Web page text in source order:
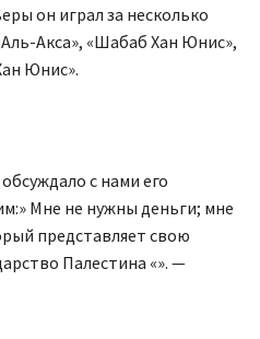
он играл за несколько
Акса», «Шабаб Хан Юнис»,
Юнис».
с нами его
Мне не нужны деньги; мне
представляет свою
Палестина «». —